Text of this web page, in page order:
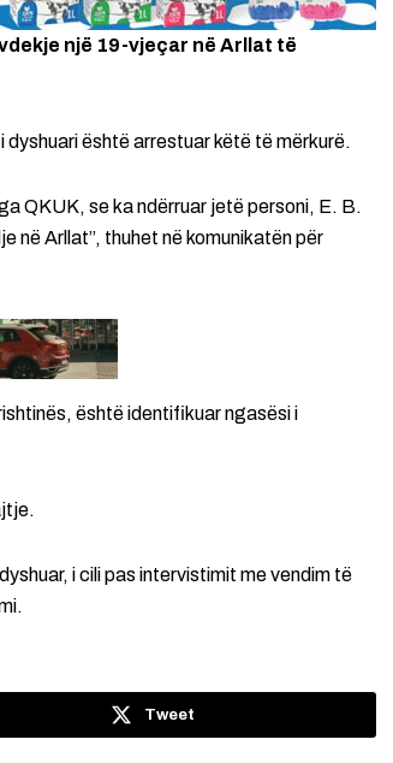
një 19-vjeçar në Arllat të
është arrestuar këtë të mërkurë.
QKUK, se ka ndërruar jetë personi, E. B.
në Arllat”, thuhet në komunikatën për
është identifikuar ngasësi i
i cili pas intervistimit me vendim të
Tweet